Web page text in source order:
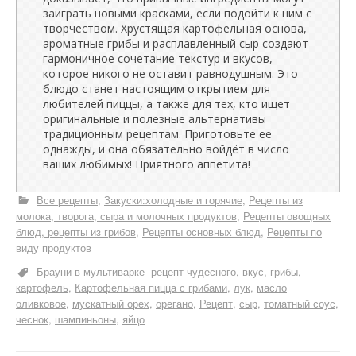
заиграть новыми красками, если подойти к ним с
творчеством. Хрустящая картофельная основа,
ароматные грибы и расплавленный сыр создают
гармоничное сочетание текстур и вкусов,
которое никого не оставит равнодушным. Это
блюдо станет настоящим открытием для
любителей пиццы, а также для тех, кто ищет
оригинальные и полезные альтернативы
традиционным рецептам. Приготовьте ее
однажды, и она обязательно войдёт в число
ваших любимых! Приятного аппетита!
Все рецепты Закуски:холодные и горячие Рецепты из
молока, творога, сыра и молочных продуктов Рецепты овощных
блюд, рецепты из грибов Рецепты основных блюд Рецепты по
виду продуктов
Брауни в мультиварке- рецепт чудесного вкус грибы
картофель Картофельная пицца с грибами лук масло
оливковое мускатный орех орегано Рецепт сыр томатный соус
чеснок шампиньоны яйцо